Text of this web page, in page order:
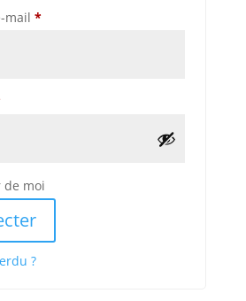
mail *Obligatoire
Obligatoire
de moi
?